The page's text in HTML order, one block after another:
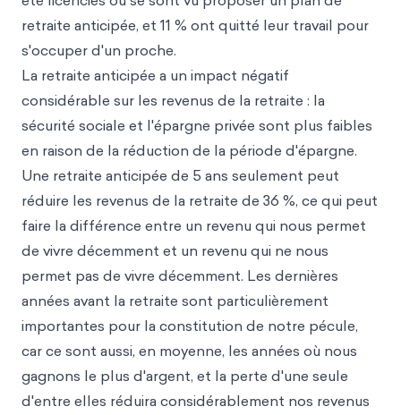
retraite anticipée, et 11 % ont quitté leur travail pour
s'occuper d'un proche.
La retraite anticipée a un impact négatif
considérable sur les revenus de la retraite : la
sécurité sociale et l'épargne privée sont plus faibles
en raison de la réduction de la période d'épargne.
Une retraite anticipée de 5 ans seulement peut
réduire les revenus de la retraite de 36 %, ce qui peut
faire la différence entre un revenu qui nous permet
de vivre décemment et un revenu qui ne nous
permet pas de vivre décemment. Les dernières
années avant la retraite sont particulièrement
importantes pour la constitution de notre pécule,
car ce sont aussi, en moyenne, les années où nous
gagnons le plus d'argent, et la perte d'une seule
d'entre elles réduira considérablement nos revenus